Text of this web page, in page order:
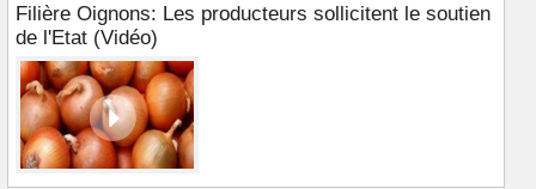
Filière Oignons: Les producteurs sollicitent le soutien
de l'Etat (Vidéo)